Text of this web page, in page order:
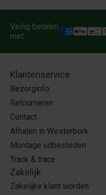
Veilig betalen
met:
Klantenservice
Bezorginfo
Retourneren
Contact
Afhalen in Westerbork
Montage uitbesteden
Track & trace
Zakelijk
Zakelijke klant worden